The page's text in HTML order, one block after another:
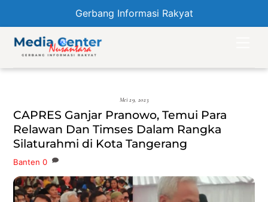
Gerbang Informasi Rakyat
content
Mei 29, 2023
CAPRES Ganjar Pranowo, Temui Para
Relawan Dan Timses Dalam Rangka
Silaturahmi di Kota Tangerang
Banten 0